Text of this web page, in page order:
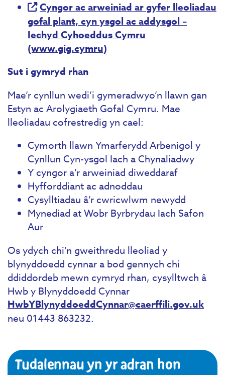
Cyngor ac arweiniad ar gyfer lleoliadau
gofal plant, cyn ysgol ac addysgol –
Iechyd Cyhoeddus Cymru
(www.gig.cymru)
Sut i gymryd rhan
Mae’r cynllun wedi’i gymeradwyo’n llawn gan
Estyn ac Arolygiaeth Gofal Cymru. Mae
lleoliadau cofrestredig yn cael:
Cymorth llawn Ymarferydd Arbenigol y
Cynllun Cyn-ysgol Iach a Chynaliadwy
Y cyngor a’r arweiniad diweddaraf
Hyfforddiant ac adnoddau
Cysylltiadau â’r cwricwlwm newydd
Mynediad at Wobr Byrbrydau Iach Safon
Aur
Os ydych chi’n gweithredu lleoliad y
blynyddoedd cynnar a bod gennych chi
ddiddordeb mewn cymryd rhan, cysylltwch â
Hwb y Blynyddoedd Cynnar
HwbYBlynyddoeddCynnar@caerffili.gov.uk
neu 01443 863232.
Tudalennau yn yr adran hon